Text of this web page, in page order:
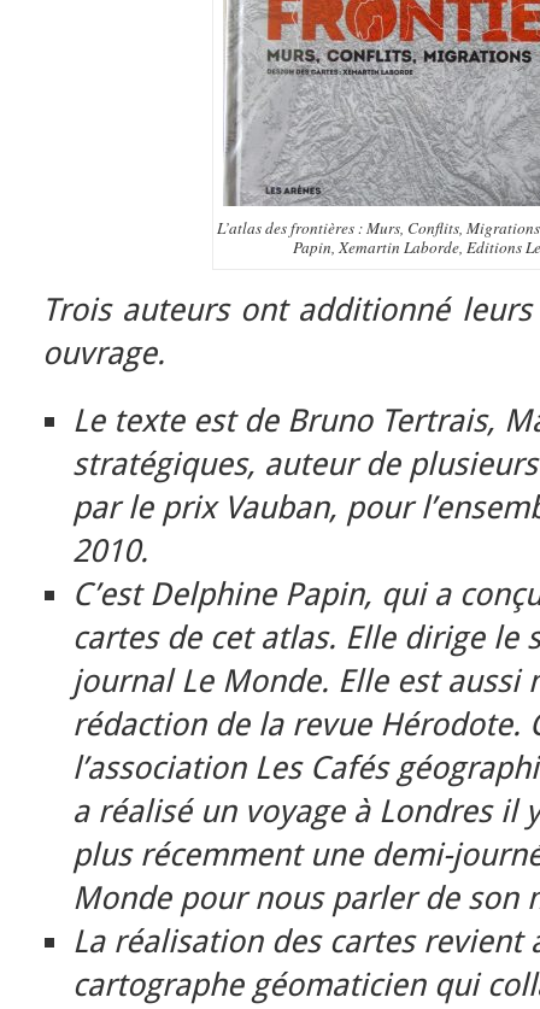
L’atlas des frontières : Murs, Conflits,
Papin, Xemartin Laborde, Editions
Trois auteurs ont additionné
ouvrage.
Le texte est de Bruno Tertrais,
stratégiques, auteur de
par le prix Vauban, pour
2010.
C’est Delphine Papin, qui a
cartes de cet atlas. Elle dirige le
journal Le Monde. Elle est aussi
rédaction de la revue Hérodote.
l’association Les Cafés
a réalisé un voyage à Londres il
plus récemment une demi-
Monde pour nous parler de son
La réalisation des cartes revient
cartographe géomaticien qui